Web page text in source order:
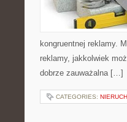
kongruentnej reklamy.
reklamy, jakkolwiek
dobrze zauważalna […]
CATEGORIES: